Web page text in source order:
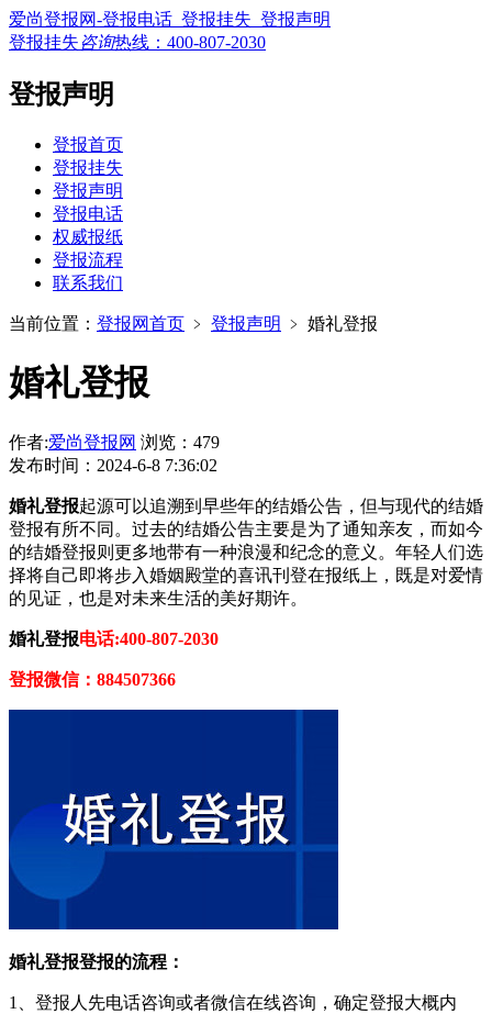
爱尚登报网-登报电话_登报挂失_登报声明
登报挂失咨询热线： 400-807-2030
登报声明
登报首页
登报挂失
登报声明
登报电话
权威报纸
登报流程
联系我们
当前位置： 登报网首页 ﹥ 登报声明 ﹥ 婚礼登报
婚礼登报
作者:爱尚登报网 浏览：479
发布时间：2024-6-8 7:36:02
婚礼登报起源可以追溯到早些年的结婚公告，但与现代的结婚
登报有所不同。过去的结婚公告主要是为了通知亲友，而如今
的结婚登报则更多地带有一种浪漫和纪念的意义。年轻人们选
择将自己即将步入婚姻殿堂的喜讯刊登在报纸上，既是对爱情
的见证，也是对未来生活的美好期许。
婚礼登报电话:400-807-2030
登报微信：884507366
婚礼登报登报的流程：
1、登报人先电话咨询或者微信在线咨询，确定登报大概内